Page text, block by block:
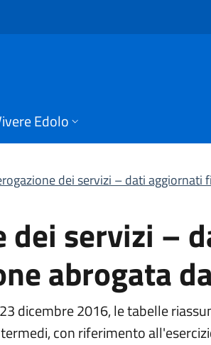
servizi
Edolo
dei servizi – dati aggiornati
dei servizi –
abrogata
dicembre 2016, le tabelle
con riferimento